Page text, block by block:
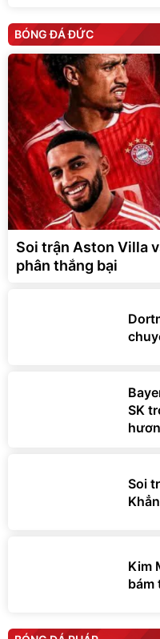
BÓNG ĐÁ ĐỨC
Soi trận Aston Villa
phân thắng bại
SK
Soi
Kim
bám